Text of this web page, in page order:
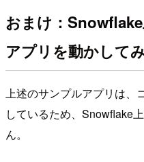
おまけ：
アプリを動かして
上述のサンプルアプリは、
しているため、Snowflake
ん。